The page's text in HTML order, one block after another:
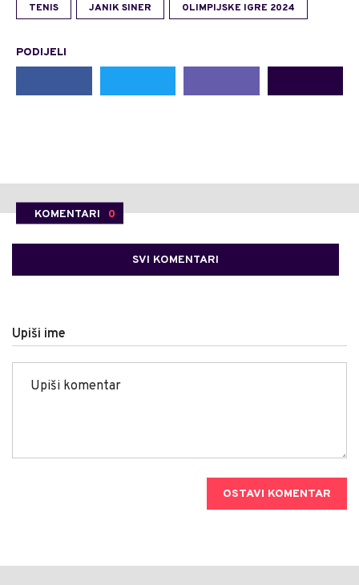
TENIS JANIK SINER OLIMPIJSKE IGRE 2024
PODIJELI
KOMENTARI 0
SVI KOMENTARI
Upiši ime
OSTAVI KOMENTAR